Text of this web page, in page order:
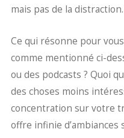
mais pas de la distraction.
Ce qui résonne pour
comme mentionné ci-
ou des podcasts ? Quoi
des choses moins
concentration sur votre
offre infinie d’ambiances